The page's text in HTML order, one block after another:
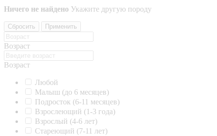
Ничего не найдено Укажите другую породу
Сбросить Применить
Возраст
Возраст
Любой
Малыш (до 6 месяцев)
Подросток (6-11 месяцев)
Взрослеющий (1-3 года)
Взрослый (4-6 лет)
Стареющий (7-11 лет)